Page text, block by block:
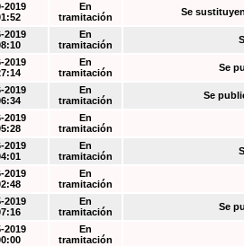
2019
En
tramitación
Se
2019
En
tramitación
2019
En
tramitación
Se
2019
En
tramitación
Se
2019
En
tramitación
2019
En
tramitación
2019
En
tramitación
2019
En
tramitación
Se
2019
En
tramitación